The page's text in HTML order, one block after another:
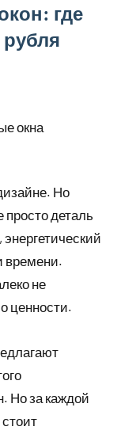
где
рубля
Но
деталь
времени.
не
ценности.
Но за каждой